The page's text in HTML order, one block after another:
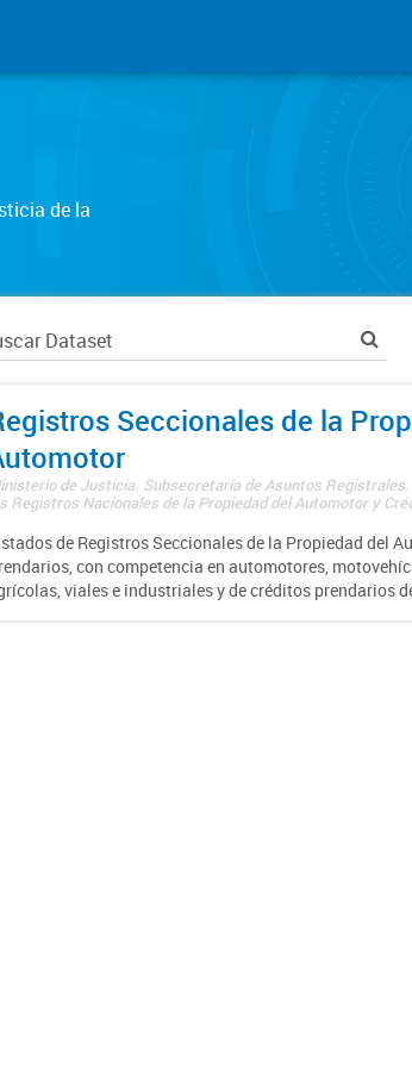
de la
Seccionales de la
de Justicia. Subsecretaría de Asuntos
Registros Nacionales de la Propiedad del Automotor y
de Registros Seccionales de la Propiedad del
con competencia en automotores,
viales e industriales y de créditos prendarios